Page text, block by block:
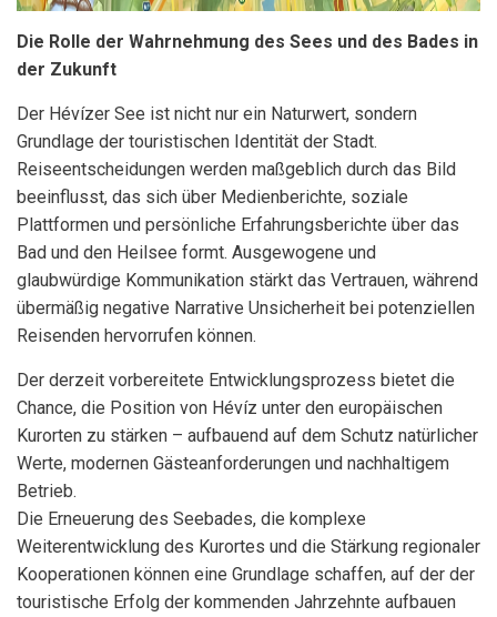
Die Rolle der Wahrnehmung des Sees und des Bades in
der Zukunft
Der Hévízer See ist nicht nur ein Naturwert, sondern
Grundlage der touristischen Identität der Stadt.
Reiseentscheidungen werden maßgeblich durch das Bild
beeinflusst, das sich über Medienberichte, soziale
Plattformen und persönliche Erfahrungsberichte über das
Bad und den Heilsee formt. Ausgewogene und
glaubwürdige Kommunikation stärkt das Vertrauen, während
übermäßig negative Narrative Unsicherheit bei potenziellen
Reisenden hervorrufen können.
Der derzeit vorbereitete Entwicklungsprozess bietet die
Chance, die Position von Hévíz unter den europäischen
Kurorten zu stärken – aufbauend auf dem Schutz natürlicher
Werte, modernen Gästeanforderungen und nachhaltigem
Betrieb.
Die Erneuerung des Seebades, die komplexe
Weiterentwicklung des Kurortes und die Stärkung regionaler
Kooperationen können eine Grundlage schaffen, auf der der
touristische Erfolg der kommenden Jahrzehnte aufbauen